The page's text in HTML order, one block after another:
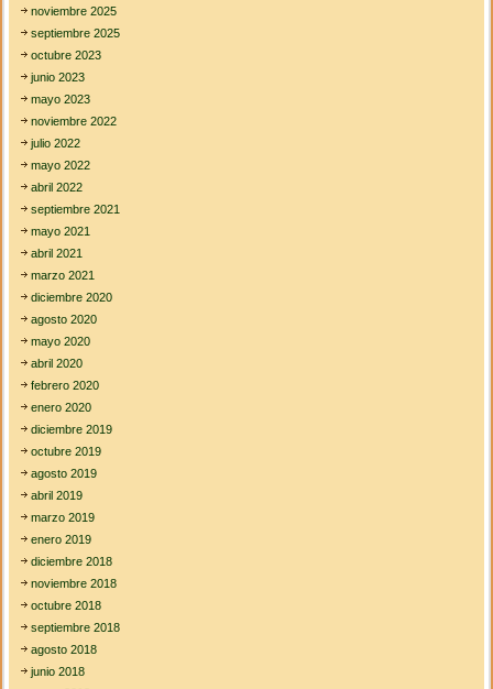
noviembre 2025
septiembre 2025
octubre 2023
junio 2023
mayo 2023
noviembre 2022
julio 2022
mayo 2022
abril 2022
septiembre 2021
mayo 2021
abril 2021
marzo 2021
diciembre 2020
agosto 2020
mayo 2020
abril 2020
febrero 2020
enero 2020
diciembre 2019
octubre 2019
agosto 2019
abril 2019
marzo 2019
enero 2019
diciembre 2018
noviembre 2018
octubre 2018
septiembre 2018
agosto 2018
junio 2018